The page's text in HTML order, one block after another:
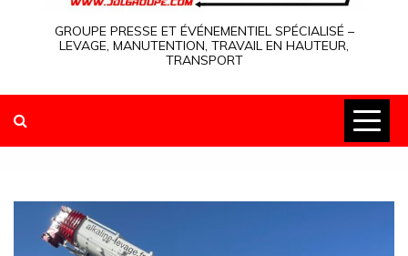
GROUPE PRESSE ET ÉVÉNEMENTIEL SPÉCIALISÉ –
LEVAGE, MANUTENTION, TRAVAIL EN HAUTEUR,
TRANSPORT